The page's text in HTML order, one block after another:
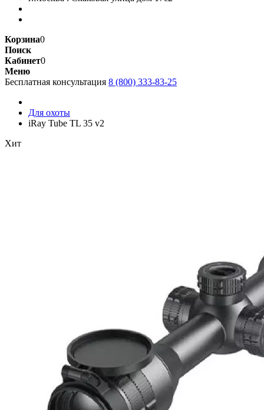
Корзина0
Поиск
Кабинет0
Меню
Бесплатная консультация 8 (800) 333-83-25
Для охоты
iRay Tube TL 35 v2
Хит